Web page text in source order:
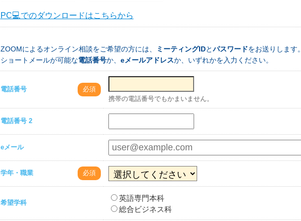
PC💻でのダウンロードはこちらから
ZOOMによるオンライン相談をご希望の方には、 ミーティングIDとパスワードをお送りします。
ショートメールが可能な電話番号か、 eメールアドレスか、いずれかを入力ください。
電話番号
必須
携帯の電話番号でもかまいません。
電話番号 2
eメール
学年・職業 必須
希望学科
英語専門本科
総合ビジネス科